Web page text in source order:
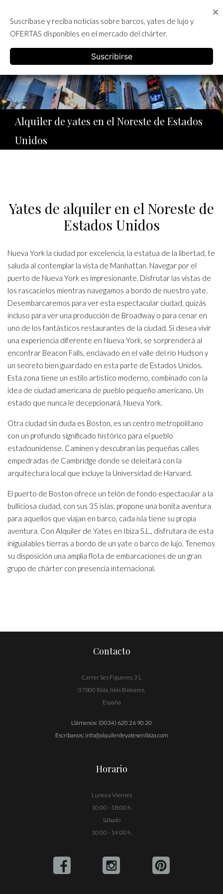
content
ALQUILER DE YATES EN IBIZA
Alquiler de yates en el Noreste de Estados
Unidos
Yates de alquiler en el Noreste de
Estados Unidos
Nueva York la ciudad por excelencia, la estatua de la libertad, te
saluda al contemplar la vista de Manhattan. Navegar por el
puerto de Nueva York es impresionante. Disfrutar las vistas de
los rascacielos mientras navegamos a bordo de nuestro yate.
Desembarcaremos para ver esta espectacular ciudad, quizás
incluso para ver una producción de Broadway o para cenar en
uno de los fantásticos restaurantes de la ciudad. Si desea vivir
una experiencia diferente en Nueva York, se sorprenderá al
encontrar Beacon Falls, enclavado en el valle del río Hudson y
un secreto bien guardado en esta parte de Estados Unidos.
Esta zona tiene un estilo artístico moderno, combinado con la
idea de ciudad americana de pueblo pequeño americano. Un
estado que nunca le decepcionará, Nueva York.
Otra ciudad sin duda es Boston, es un centro metropolitano
con un profundo significado histórico para el pueblo
estadounidense. Caminen y descubran las pequeñas calles
empedradas de Cambridge donde se deleitará con la
arquitectura local que incluye la Universidad de Harvard.
El puerto de Boston ofrece un telón de fondo espectacular a la
bulliciosa ciudad, con sus 35 islas, propone una bonita aventura
para aquellos que viajan en barco, cada isla tiene su propia
aventura. Con Alquiler de Yates en Ibiza S.L., disfrutara de esta
inigualables tierras a bordo de un yate o barco de lujo. Tenemos
su disposición una amplia flota de embarcaciones de un gran
grupo de chárter con presencia internacional.
Contacto
Carrer Ses Figueres, 31,
07800 Ibiza, Islas Baleares,
España
Llámenos: (0034) 620 26 90 20
Escríbanos: info@alquilerdeyatesenibiza.com
Horario
Lunes a Viernes
10:00 - 18:00 h.
Sábado
10:00 - 14:00 h.
Suscríbase y reciba noticias sobre barcos, yates de lujo y
OFERTAS disponibles en el mercado del chárter.
Suscribirse